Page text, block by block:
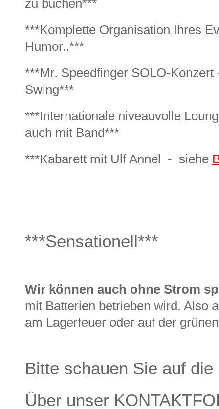
zu buchen***
***Komplette Organisation Ihres
Humor..***
***Mr. Speedfinger SOLO-
Swing***
***Internationale niveauvolle
auch mit Band***
***Kabarett mit Ulf Annel - siehe
***Sensationell***
Wir können auch ohne Strom
mit Batterien betrieben wird. Also
am Lagerfeuer oder auf der
Bitte schauen Sie auf die
Über unser